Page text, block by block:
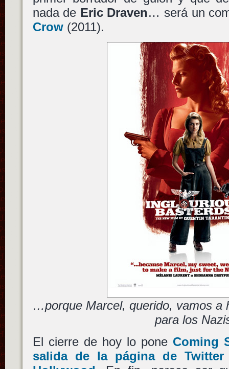
nada de Eric Draven… será un
Crow(2011).
…porque Marcel, querido, vamos a
para los
El cierre de hoy lo pone Coming
salida de la página de